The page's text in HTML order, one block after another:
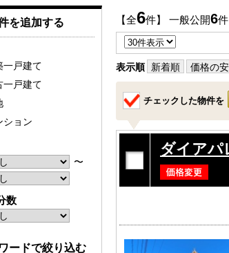
レオガーデン新船橋 紫吹の街Ⅱ
ーデン船橋法典 朝陽の街〔第1期〕
市川市の学区から探す
線沿線の未公開物件情報について
太陽光発電システム
【全6件】 一般公開6件
表示順 新着順 価格の
チェックした物件を
ダイアパ
を追加する
一戸建て
一戸建て
ション
〜
数
ードで絞り込む